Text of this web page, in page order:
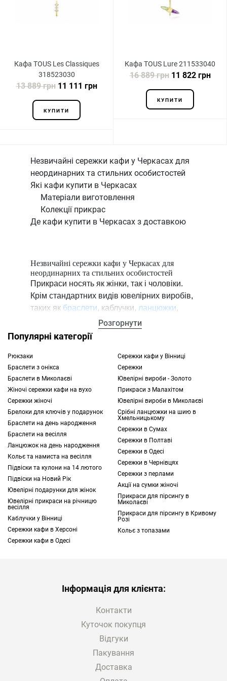
Кафа TOUS Les Classiques
318523030
13 889 грн11 111 грн
КУПИТИ
Кафа TOUS Lure 211533040
16 889 грн11 822 грн
КУПИТИ
Незвичайні сережки кафи у Черкасах для
неординарних та стильних особистостей
Які кафи купити в Черкасах
Матеріали виготовлення
Колекції прикрас
Де кафи купити в Черкасах з доставкою
Незвичайні сережки кафи у Черкасах для
неординарних та стильних особистостей
Прикраси носять як жінки, так і чоловіки.
Крім стандартних видів ювелірних виробів,
таких як браслети, каблучки, ланцюжки,
сьогодні можна знайти оригінальні моделі,
що підкорюють дизайнерськими і
конструктивними рішеннями.
Ваш образ може бути доповнений
намистом, моносережкою або пірсингом.
Неординарним рішенням також вважається
кафа. Цим виробом можна прикрасити
будь-яку частину вуха, і для цього вам не
потрібно робити додаткові проколи. Деякі
моделі можна носити як кільце або
обернути ними пасма волосся.
Купити каф в Черкасах можна онлайн,
вивчивши каталог інтернет-магазину TOUS.
Тут представлені різноманітні моделі,
серед яких ви точно знайдете відповідну
прикрасу.
виду та типу;
конструктивним особливостям;
декоративним елементам тощо.
Зважаючи на таку кількість особливостей
зробити вибір іноді досить складно.
Розглянемо основні параметри, із якими
можна сережки кафи купити в Черкасах.
Розгорнути
Популярні категорії
Рюкзаки
Браслети з онікса
Браслети в Миколаєві
Жіночі сережки кафи на вухо
Сережки жіночі
Брелоки для ключів у подарунок
Браслети на день народження
Браслети на весілля
Ланцюжок на день народження
Кольє та намиста на весілля
Підвіски та кулони на 14 лютого
Підвіски на Новий Рік
Ювелірні подарунки для жінок
Ювелірні прикраси на річницю
весілля
Каблучки у Вінниці
Сережки кафи в Херсоні
Сережки кафи в Одесі
Сережки кафи у Вінниці
Сережки
Ювелірні вироби - Золото
Прикраси з Малахітом
Ювелірні вироби в Миколаєві
Срібні ланцюжки на шию в
Хмельницькому
Сережки в Сумах
Сережки в Полтаві
Сережки в Одесі
Сережки в Чернівцях
Сережки з перлами
Акції на сумки жіночі
Прикраси для пірсингу в
Миколаєві
Прикраси для пірсингу в Кривому
Розі
Кольє з топазами
Інформація для клієнта:
Контакти
Куточок покупця
Відгуки
Пакування
Доставка